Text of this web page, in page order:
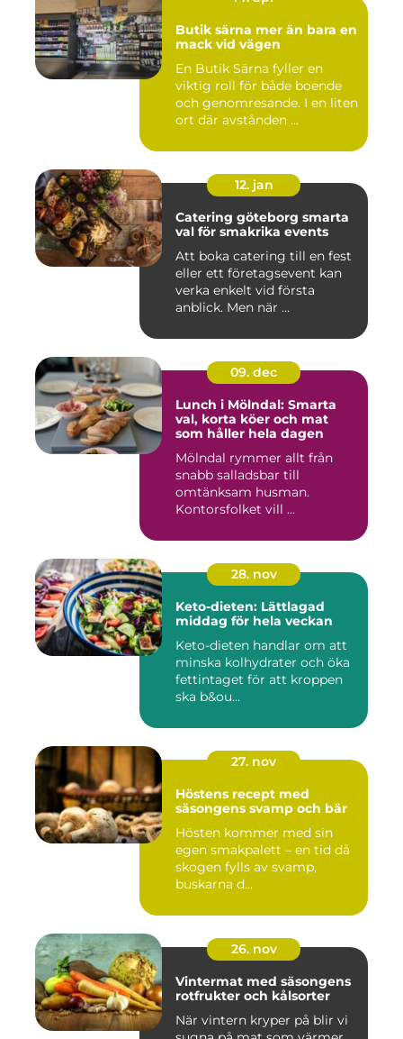
Butik särna mer än bara en
mack vid vägen
En Butik Särna fyller en
viktig roll för både boende
och genomresande. I en liten
ort där avstånden ...
12. jan
Catering göteborg smarta
val för smakrika events
Att boka catering till en fest
eller ett företagsevent kan
verka enkelt vid första
anblick. Men när ...
09. dec
Lunch i Mölndal: Smarta
val, korta köer och mat
som håller hela dagen
Mölndal rymmer allt från
snabb salladsbar till
omtänksam husman.
Kontorsfolket vill ...
28. nov
Keto-dieten: Lättlagad
middag för hela veckan
Keto-dieten handlar om att
minska kolhydrater och öka
fettintaget för att kroppen
ska b&ou...
27. nov
Höstens recept med
säsongens svamp och bär
Hösten kommer med sin
egen smakpalett – en tid då
skogen fylls av svamp,
buskarna d...
26. nov
Vintermat med säsongens
rotfrukter och kålsorter
När vintern kryper på blir vi